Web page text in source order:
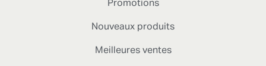
Promotions
Nouveaux produits
Meilleures ventes